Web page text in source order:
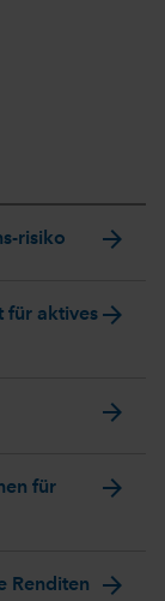
risiko arrow_forward
für aktivesarrow_forward
arrow_forward
für
arrow_forward
Renditen
arrow_forward